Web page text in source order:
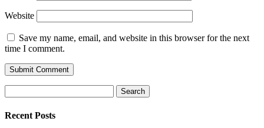
Website
Save my name, email, and website in this browser for the next
time I comment.
for:
Recent Posts